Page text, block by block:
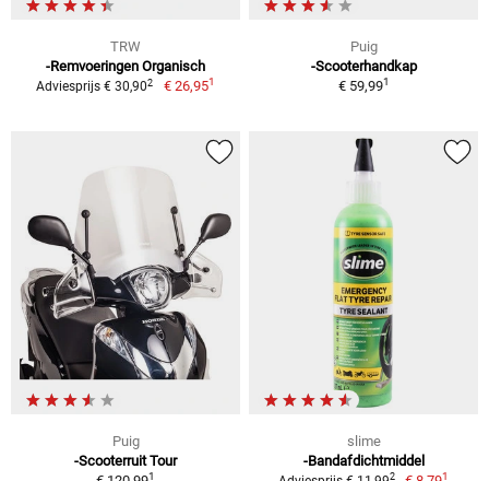
TRW
-Remvoeringen Organisch
Adviesprijs € 30,902 € 26,951
Puig
-Scooterhandkap
€ 59,991
Puig
-Scooterruit Tour
1
slime
-Bandafdichtmiddel
2 1